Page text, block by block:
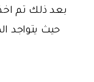
بعد ذلك تم
حيث يتواجد